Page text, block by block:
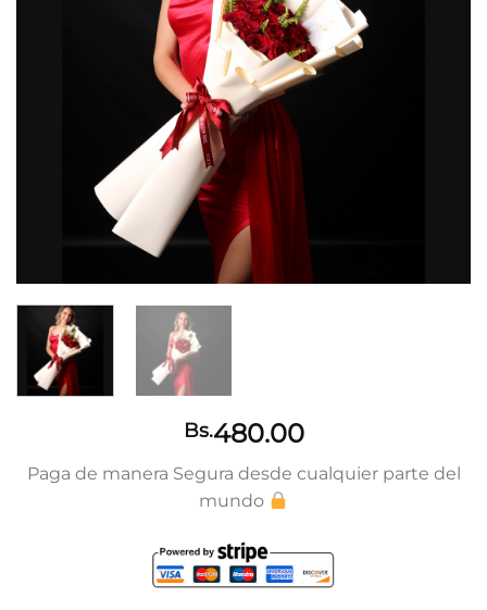
Bs.480.00
Paga de manera Segura desde cualquier parte del
mundo